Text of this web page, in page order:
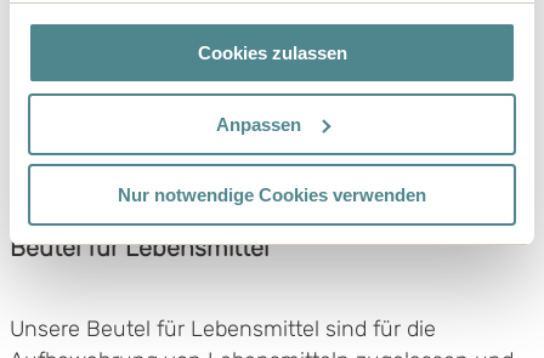
Cookies zulassen
Anpassen
Nur notwendige Cookies verwenden
Beutel für Lebensmittel
Unsere Beutel für Lebensmittel sind für die